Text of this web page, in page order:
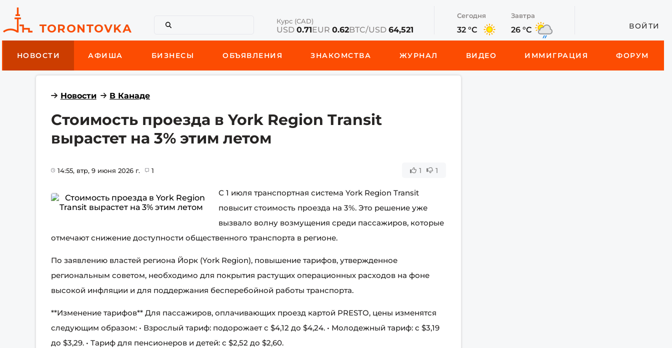
Курс (CAD)
USD 0.71EUR 0.62BTC/USD 64,521
Сегодня
32 °C
Завтра
26 °C ВОЙТИ
НОВОСТИ АФИША БИЗНЕСЫ ОБЪЯВЛЕНИЯ ЗНАКОМСТВА ЖУРНАЛ ВИДЕО ИММИГРАЦИЯ ФОРУМ
Новости В Канаде
Стоимость проезда в York Region Transit
вырастет на 3% этим летом
14:55, втр, 9 июня 2026 г. 1 1 1
С 1 июля транспортная система York Region Transit
повысит стоимость проезда на 3%. Это решение уже
вызвало волну возмущения среди пассажиров, которые
отмечают снижение доступности общественного транспорта в регионе.
По заявлению властей региона Йорк (York Region), повышение тарифов, утвержденное
региональным советом, необходимо для покрытия растущих операционных расходов на фоне
высокой инфляции и для поддержания бесперебойной работы транспорта.
**Изменение тарифов** Для пассажиров, оплачивающих проезд картой PRESTO, цены изменятся
следующим образом: • Взрослый тариф: подорожает с $4,12 до $4,24. • Молодежный тариф: с $3,19
до $3,29. • Тариф для пенсионеров и детей: с $2,52 до $2,60.